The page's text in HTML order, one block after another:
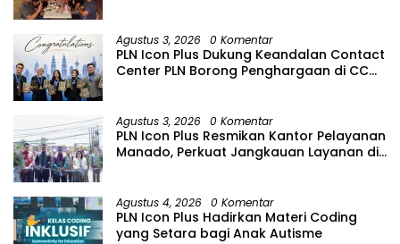
suasana Santai lebih Dekat Dan
Harmonis.
Agustus 3, 2026 0 Komentar
PLN Icon Plus Dukung Keandalan Contact
Center PLN Borong Penghargaan di CCW
Agustus 3, 2026 0 Komentar
PLN Icon Plus Resmikan Kantor Pelayanan
Manado, Perkuat Jangkauan Layanan di
Agustus 4, 2026 0 Komentar
PLN Icon Plus Hadirkan Materi Coding
yang Setara bagi Anak Autisme